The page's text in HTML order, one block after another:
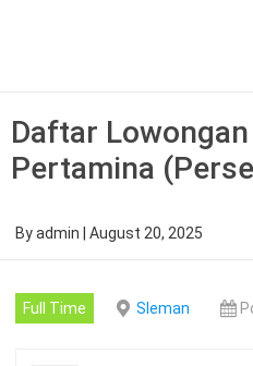
Daftar
Pertamina
Byadmin August 20, 2025
Full Time Sleman